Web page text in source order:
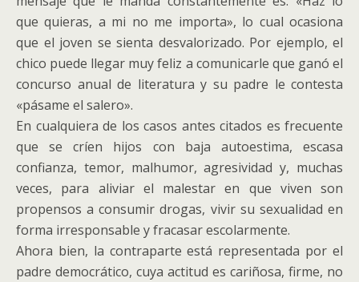
que quieras, a mi no me importa», lo cual ocasiona
que el joven se sienta desvalorizado. Por ejemplo, el
chico puede llegar muy feliz a comunicarle que ganó el
concurso anual de literatura y su padre le contesta
«pásame el salero».
En cualquiera de los casos antes citados es frecuente
que se críen hijos con baja autoestima, escasa
confianza, temor, malhumor, agresividad y, muchas
veces, para aliviar el malestar en que viven son
propensos a consumir drogas, vivir su sexualidad en
forma irresponsable y fracasar escolarmente.
Ahora bien, la contraparte está representada por el
padre democrático, cuya actitud es cariñosa, firme, no